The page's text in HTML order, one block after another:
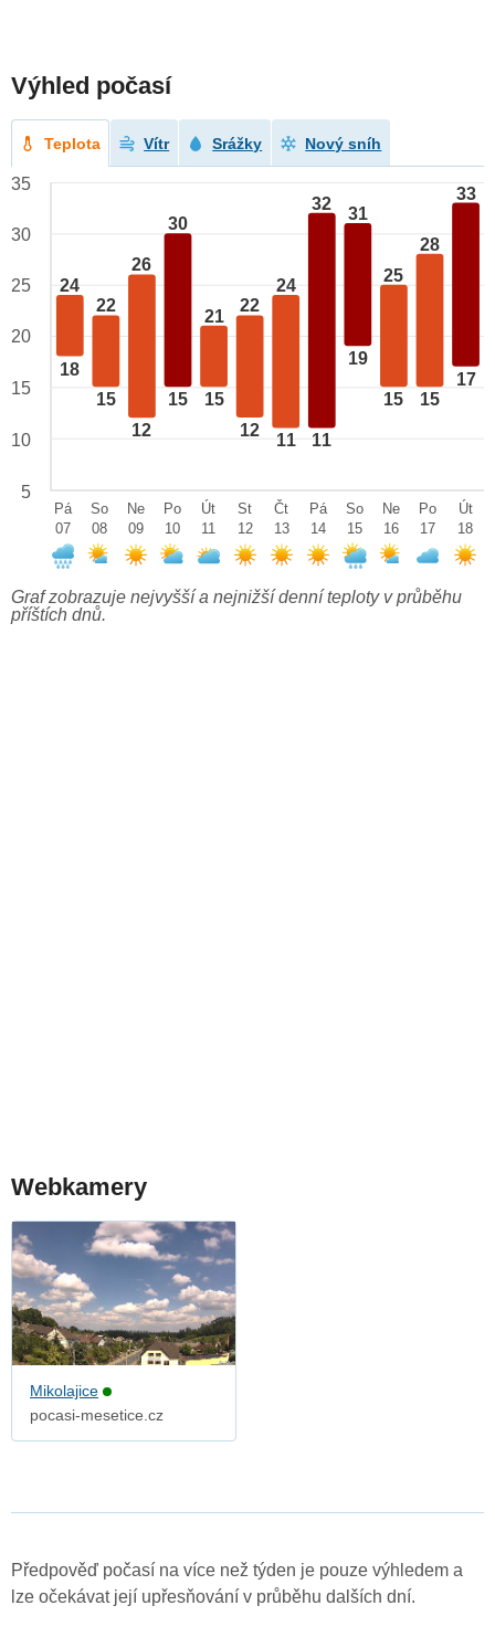
Výhled počasí
Teplota Vítr Srážky Nový sníh
24
18
22
15
26
12
30
15
21
15
22
12
24
11
32
11
31
19
25
15
28
15
33
17
35
30
25
20
15
10
5
Pá
07
So
08
Ne
09
Po
10
Út
11
St
12
Čt
13
Pá
14
So
15
Ne
16
Po
17
Út
18
Graf zobrazuje nejvyšší a nejnižší denní teploty v průběhu
příštích dnů.
Webkamery
Mikolajice
pocasi-mesetice.cz
Předpověď počasí na více než týden je pouze výhledem a
lze očekávat její upřesňování v průběhu dalších dní.